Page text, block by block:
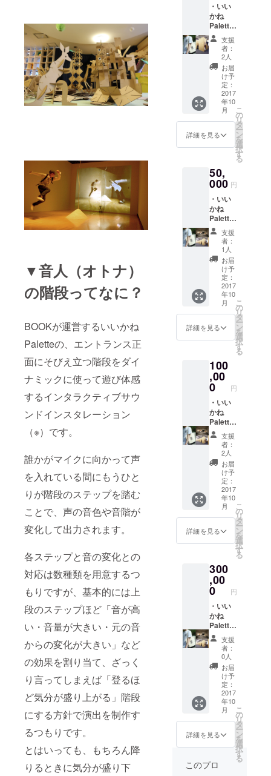
▼音人（オトナ）
の階段ってなに？
BOOKが運営するいいかね
Paletteの、エントランス正
面にそびえ立つ階段をダイ
ナミックに使って遊び体感
するインタラクティブサウ
ンドインスタレーション
（※）です。
誰かがマイクに向かって声
を入れている間にもうひと
りが階段のステップを踏む
ことで、声の音色や音階が
変化して出力されます。
各ステップと音の変化との
対応は数種類を用意するつ
もりですが、基本的には上
段のステップほど「音が高
い・音量が大きい・元の音
からの変化が大きい」など
の効果を割り当て、ざっく
り言ってしまえば「登るほ
ど気分が盛り上がる」階段
にする方針で演出を制作す
るつもりです。
とはいっても、もちろん降
りるときに気分が盛り下
・いい
かね
Palette
Tシャ
ツ
S/M/L
黒or白
1着 ・
いいか
Palette
トート
バッグ
・ドミ
トリー
宿泊（2
み合わ
せ自
由）利
用クー
ポン
支援
者：
2人
お届
け予
定：
2017
年10
月
詳細を見る
こ
の
リ
タ
ー
ン
を
選
択
す
る
50,
000 円
・いい
かね
Palette
Tシャ
ツ
S/M/L
黒or白
1着 ・
いいか
Palette
トート
バッグ
・リ
ハーサ
間利用
クーポ
ン ・ド
ミト
リー宿
泊（2人
泊※組み
合わせ
自由）
利用
クーポ
支援
者：
1人
お届
け予
定：
2017
年10
月
詳細を見る
こ
の
リ
タ
ー
ン
を
選
択
す
る
100
,00
0 円
・いい
かね
Palette
Tシャ
ツ
S/M/L
黒or白
1着 ・
いいか
Palette
トート
バッグ
・レ
コー
ジオ4時
間利用
（エン
ジニア
あり）
クーポ
ン ・ド
ミト
リー宿
泊（4人
泊※組み
合わせ
自由）
利用
クーポ
支援
者：
2人
お届
け予
定：
2017
年10
月
詳細を見る
こ
の
リ
タ
ー
ン
を
選
択
す
る
300
,00
0 円
・いい
かね
Palette
Tシャ
ツ
S/M/L
黒or白
1着 ・
いいか
Palette
トート
バッグ
・レ
コー
グスタ
ジオ8時
支援
者：
0人
お届
け予
定：
2017
年10
月
詳細を見る
こ
の
リ
タ
ー
ン
を
選
択
す
る
このプロ